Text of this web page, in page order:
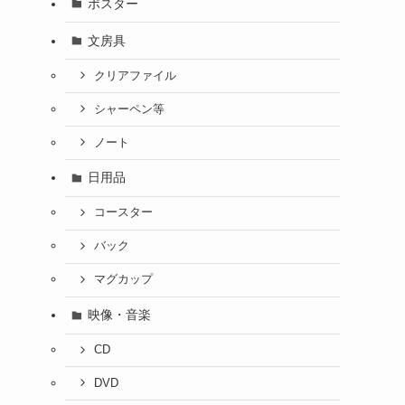
ポスター
文房具
クリアファイル
シャーペン等
ノート
日用品
コースター
バック
マグカップ
映像・音楽
CD
DVD